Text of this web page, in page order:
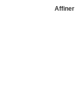
Affiner